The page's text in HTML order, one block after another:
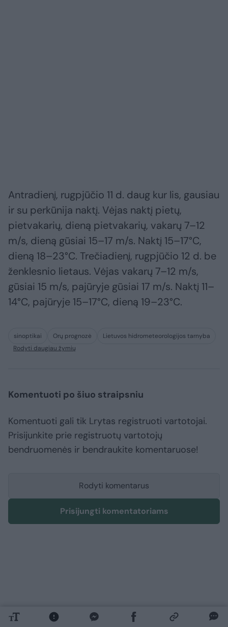
Antradienį, rugpjūčio 11 d. daug kur lis, gausiau
ir su perkūnija naktį. Vėjas naktį pietų,
pietvakarių, dieną pietvakarių, vakarų 7–12
m/s, dieną gūsiai 15–17 m/s. Naktį 15–17°C,
dieną 18–23°C. Trečiadienį, rugpjūčio 12 d. be
ženklesnio lietaus. Vėjas vakarų 7–12 m/s,
gūsiai 15 m/s, pajūryje gūsiai 17 m/s. Naktį 11–
14°C, pajūryje 15–17°C, dieną 19–23°C.
sinoptikai Orų prognozė
Lietuvos hidrometeorologijos tarnyba
Rodyti daugiau žymių
Komentuoti po šiuo straipsniu
Komentuoti gali tik Lrytas registruoti vartotojai.
Prisijunkite prie registruotų vartotojų
bendruomenės ir bendraukite komentaruose!
Rodyti komentarus
Prisijungti komentatoriams